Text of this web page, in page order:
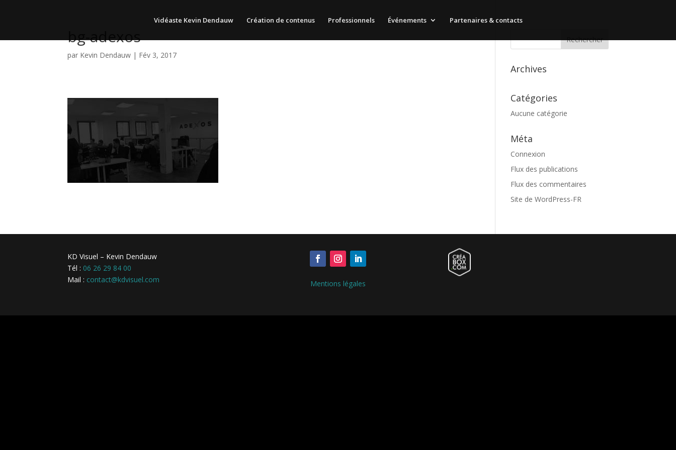
Vidéaste Kevin Dendauw Création de contenus Professionnels Événements Partenaires & contacts
bg-adexos
par Kevin Dendauw | Fév 3, 2017
Archives
Catégories
Aucune catégorie
Méta
Connexion
Flux des publications
Flux des commentaires
Site de WordPress-FR
KD Visuel – Kevin Dendauw
Tél : 06 26 29 84 00
Mail : contact@kdvisuel.com Mentions légales